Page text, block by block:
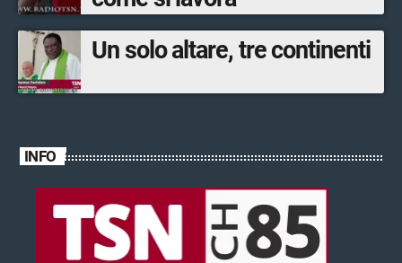
Un solo altare, tre continenti
INFO